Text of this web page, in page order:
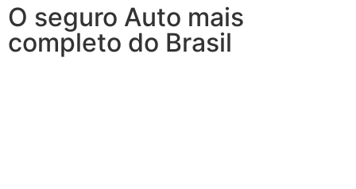
O seguro Auto mais
completo do Brasil